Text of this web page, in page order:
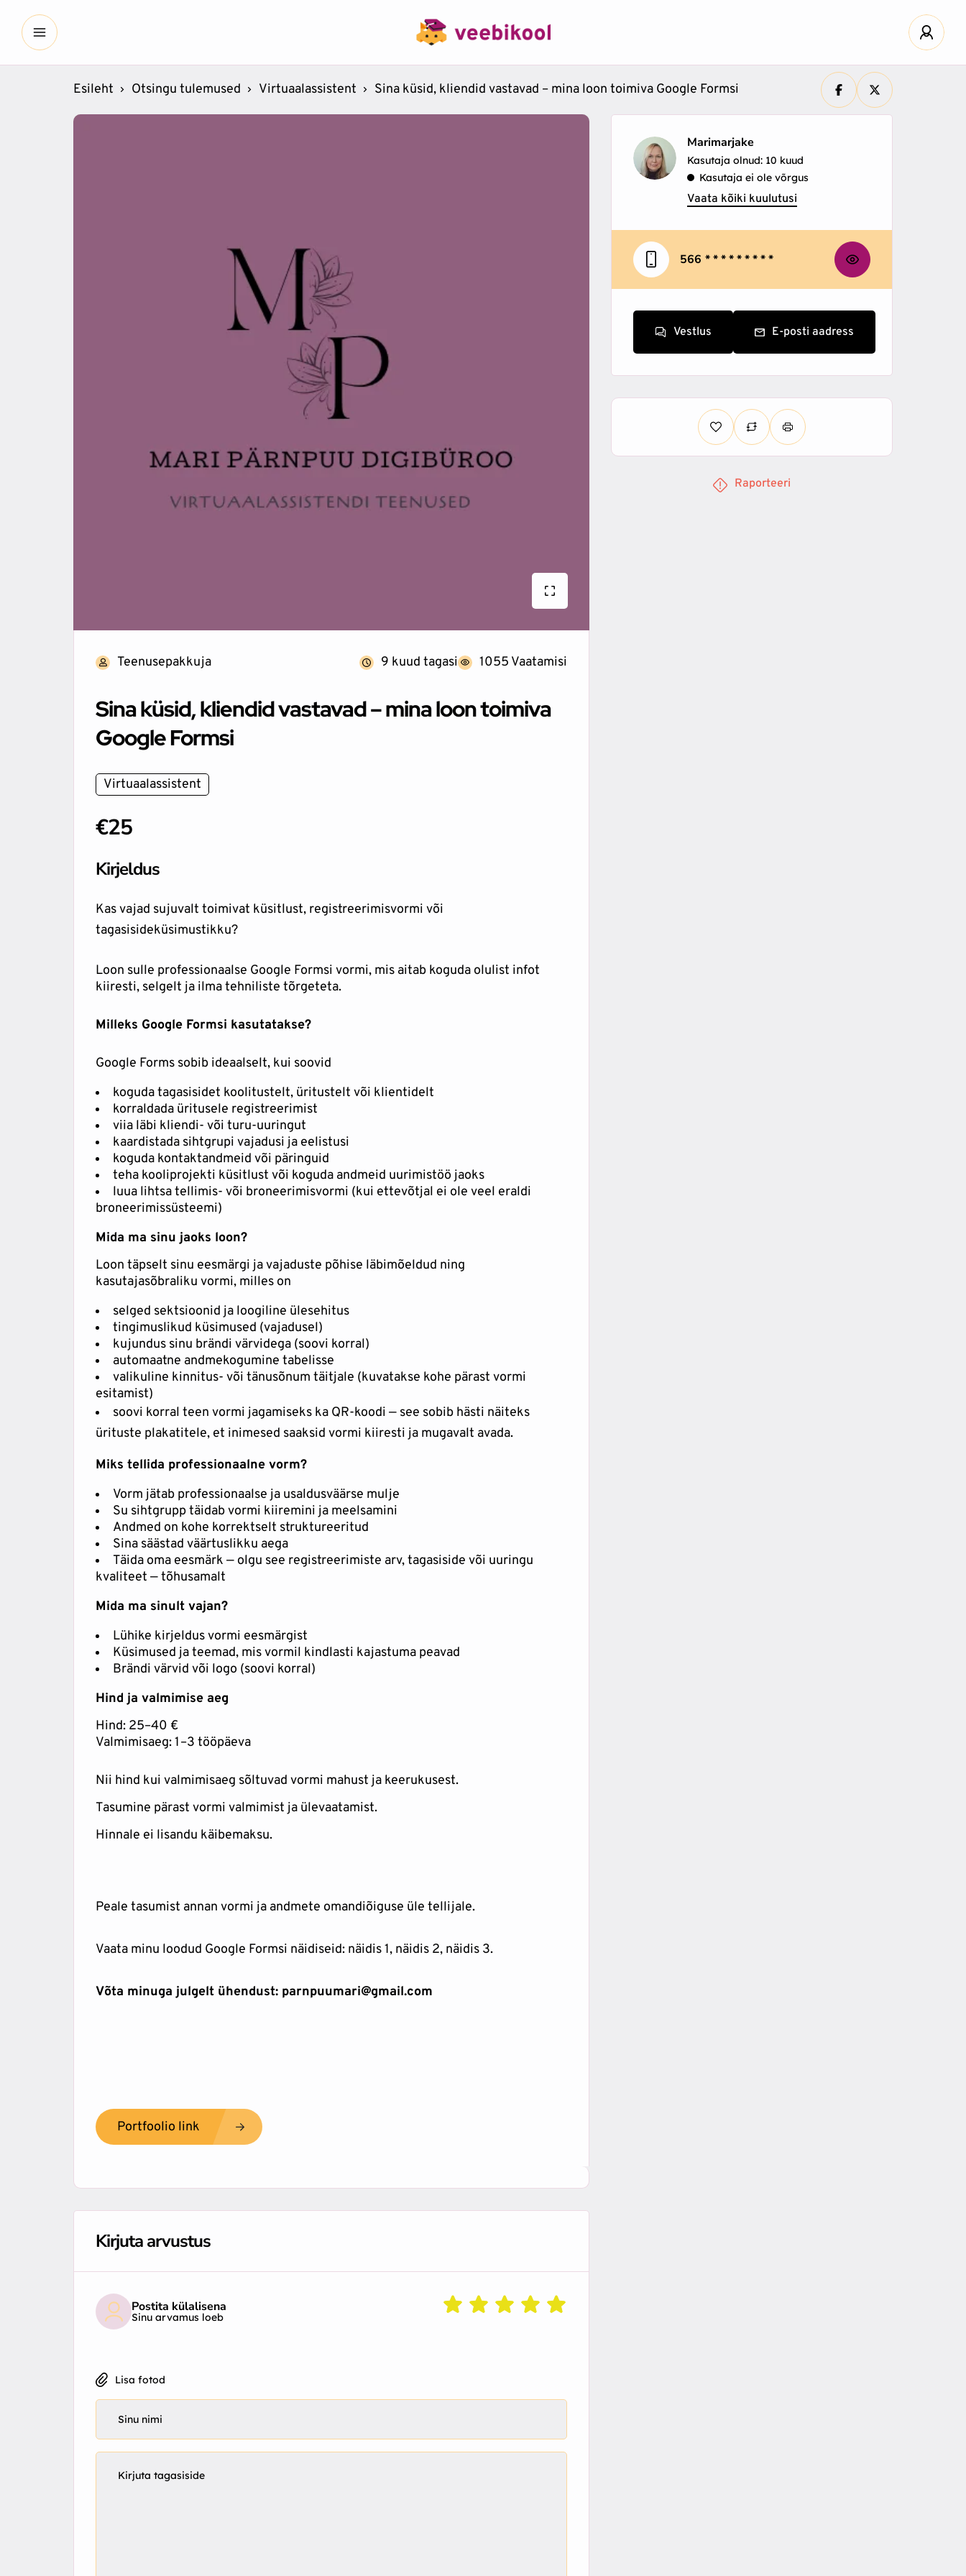
Esileht Otsingu tulemused Virtuaalassistent Sina küsid, kliendid vastavad – mina loon toimiva Google Formsi
Teenusepakkuja 9 kuud tagasi 1055 Vaatamisi
Sina küsid, kliendid vastavad – mina loon toimiva
Google Formsi
Virtuaalassistent
€25
Kirjeldus
Kas vajad sujuvalt toimivat küsitlust, registreerimisvormi või
tagasisideküsimustikku?
Loon sulle professionaalse Google Formsi vormi, mis aitab koguda olulist infot
kiiresti, selgelt ja ilma tehniliste tõrgeteta.
Milleks Google Formsi kasutatakse?
Google Forms sobib ideaalselt, kui soovid
koguda tagasisidet koolitustelt, üritustelt või klientidelt
korraldada üritusele registreerimist
viia läbi kliendi- või turu-uuringut
kaardistada sihtgrupi vajadusi ja eelistusi
koguda kontaktandmeid või päringuid
teha kooliprojekti küsitlust või koguda andmeid uurimistöö jaoks
luua lihtsa tellimis- või broneerimisvormi (kui ettevõtjal ei ole veel eraldi
broneerimissüsteemi)
Mida ma sinu jaoks loon?
Loon täpselt sinu eesmärgi ja vajaduste põhise läbimõeldud ning
kasutajasõbraliku vormi, milles on
selged sektsioonid ja loogiline ülesehitus
tingimuslikud küsimused (vajadusel)
kujundus sinu brändi värvidega (soovi korral)
automaatne andmekogumine tabelisse
valikuline kinnitus- või tänusõnum täitjale (kuvatakse kohe pärast vormi
esitamist)
soovi korral teen vormi jagamiseks ka QR-koodi — see sobib hästi näiteks
ürituste plakatitele, et inimesed saaksid vormi kiiresti ja mugavalt avada.
Miks tellida professionaalne vorm?
Vorm jätab professionaalse ja usaldusväärse mulje
Su sihtgrupp täidab vormi kiiremini ja meelsamini
Andmed on kohe korrektselt struktureeritud
Sina säästad väärtuslikku aega
Täida oma eesmärk — olgu see registreerimiste arv, tagasiside või uuringu
kvaliteet — tõhusamalt
Mida ma sinult vajan?
Lühike kirjeldus vormi eesmärgist
Küsimused ja teemad, mis vormil kindlasti kajastuma peavad
Brändi värvid või logo (soovi korral)
Hind ja valmimise aeg
Hind: 25–40 €
Valmimisaeg: 1–3 tööpäeva
Nii hind kui valmimisaeg sõltuvad vormi mahust ja keerukusest.
Tasumine pärast vormi valmimist ja ülevaatamist.
Hinnale ei lisandu käibemaksu.
Peale tasumist annan vormi ja andmete omandiõiguse üle tellijale.
Vaata minu loodud Google Formsi näidiseid: näidis 1, näidis 2, näidis 3.
Võta minuga julgelt ühendust: parnpuumari@gmail.com
Portfoolio link
Kirjuta arvustus
Postita külalisena
Sinu arvamus loeb
Lisa fotod
Marimarjake
Kasutaja olnud: 10 kuud
Kasutaja ei ole võrgus
Vaata kõiki kuulutusi
566 * * * * * * * * *
Vestlus E-posti aadress
Raporteeri